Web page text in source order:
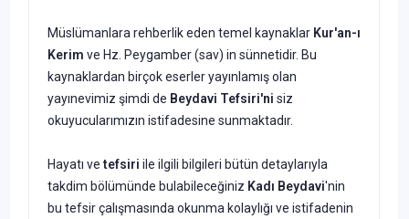
Müslümanlara rehberlik eden temel kaynaklar Kur'an-ı
Kerim ve Hz. Peygamber (sav) in sünnetidir. Bu
kaynaklardan birçok eserler yayınlamış olan
yayınevimiz şimdi de Beydavi Tefsiri'ni siz
okuyucuları­mızın istifadesine sunmaktadır.
Hayatı vetefsiri ile ilgili bilgileri bütün detaylarıyla
takdim bölü­münde bulabileceğiniz Kadı Beydavi'nin
bu tefsir çalışmasında okun­ma kolaylığı ve istifadenin